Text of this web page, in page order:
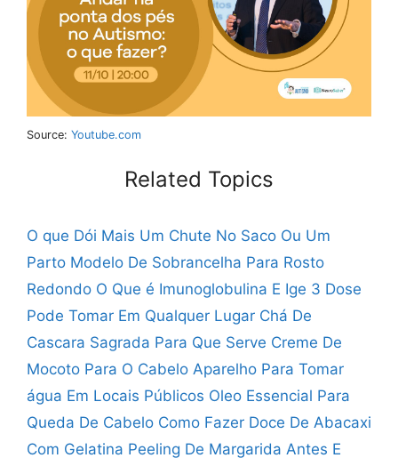
Source: Youtube.com
Related Topics
O que Dói Mais Um Chute No Saco Ou Um
Parto Modelo De Sobrancelha Para Rosto
Redondo O Que é Imunoglobulina E Ige 3 Dose
Pode Tomar Em Qualquer Lugar Chá De
Cascara Sagrada Para Que Serve Creme De
Mocoto Para O Cabelo Aparelho Para Tomar
água Em Locais Públicos Oleo Essencial Para
Queda De Cabelo Como Fazer Doce De Abacaxi
Com Gelatina Peeling De Margarida Antes E